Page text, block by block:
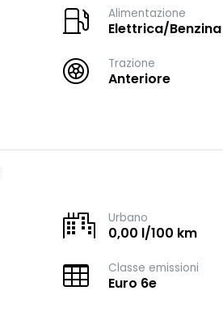
Alimentazione
Elettrica/Benzina
Trazione
Anteriore
Urbano
0,00 l/100 km
Classe emissioni
Euro 6e